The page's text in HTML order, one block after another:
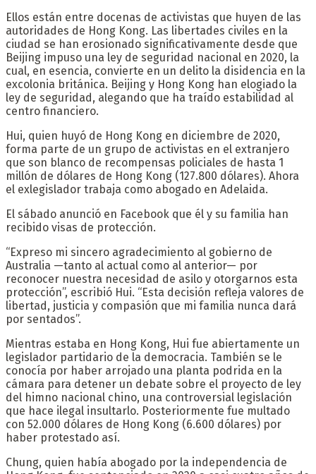
Ellos están entre docenas de activistas que huyen de las
autoridades de Hong Kong. Las libertades civiles en la
ciudad se han erosionado significativamente desde que
Beijing impuso una ley de seguridad nacional en 2020, la
cual, en esencia, convierte en un delito la disidencia en la
excolonia británica. Beijing y Hong Kong han elogiado la
ley de seguridad, alegando que ha traído estabilidad al
centro financiero.
Hui, quien huyó de Hong Kong en diciembre de 2020,
forma parte de un grupo de activistas en el extranjero
que son blanco de recompensas policiales de hasta 1
millón de dólares de Hong Kong (127.800 dólares). Ahora
el exlegislador trabaja como abogado en Adelaida.
El sábado anunció en Facebook que él y su familia han
recibido visas de protección.
“Expreso mi sincero agradecimiento al gobierno de
Australia —tanto al actual como al anterior— por
reconocer nuestra necesidad de asilo y otorgarnos esta
protección”, escribió Hui. “Esta decisión refleja valores de
libertad, justicia y compasión que mi familia nunca dará
por sentados”.
Mientras estaba en Hong Kong, Hui fue abiertamente un
legislador partidario de la democracia. También se le
conocía por haber arrojado una planta podrida en la
cámara para detener un debate sobre el proyecto de ley
del himno nacional chino, una controversial legislación
que hace ilegal insultarlo. Posteriormente fue multado
con 52.000 dólares de Hong Kong (6.600 dólares) por
haber protestado así.
Chung, quien había abogado por la independencia de